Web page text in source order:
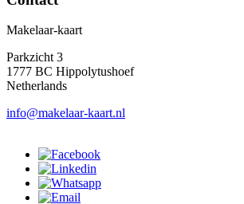
Makelaar-kaart
Parkzicht 3
1777 BC Hippolytushoef
Netherlands
info@makelaar-kaart.nl